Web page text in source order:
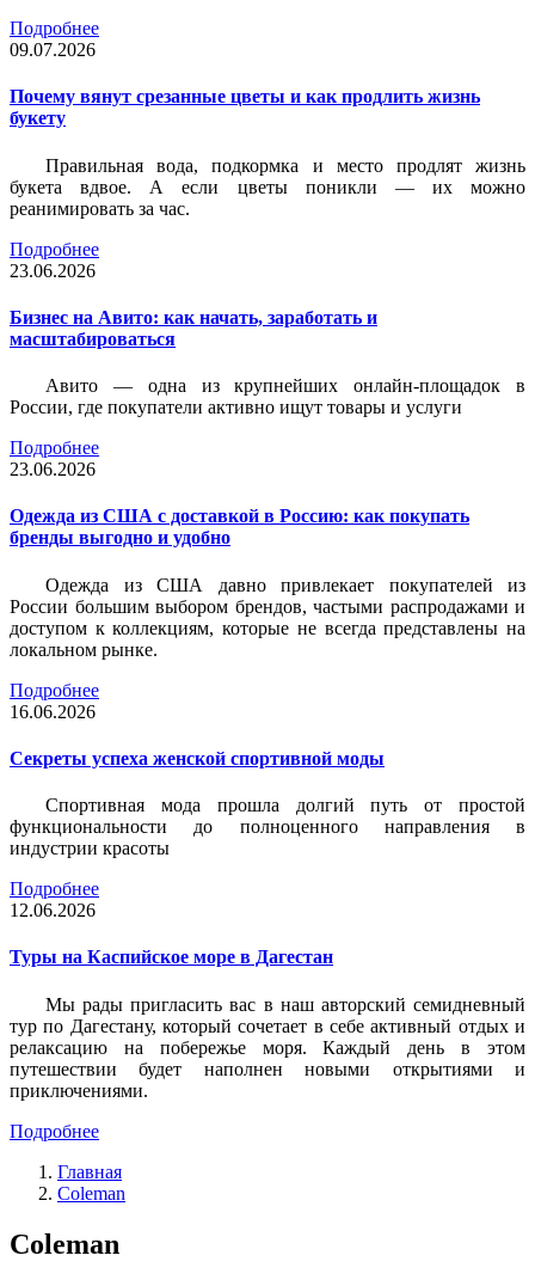
Подробнее
09.07.2026
Почему вянут срезанные цветы и как продлить жизнь
букету
Правильная вода, подкормка и место продлят жизнь
букета вдвое. А если цветы поникли — их можно
реанимировать за час.
Подробнее
23.06.2026
Бизнес на Авито: как начать, заработать и
масштабироваться
Авито — одна из крупнейших онлайн-площадок в
России, где покупатели активно ищут товары и услуги
Подробнее
23.06.2026
Одежда из США с доставкой в Россию: как покупать
бренды выгодно и удобно
Одежда из США давно привлекает покупателей из
России большим выбором брендов, частыми распродажами и
доступом к коллекциям, которые не всегда представлены на
локальном рынке.
Подробнее
16.06.2026
Секреты успеха женской спортивной моды
Спортивная мода прошла долгий путь от простой
функциональности до полноценного направления в
индустрии красоты
Подробнее
12.06.2026
Туры на Каспийское море в Дагестан
Мы рады пригласить вас в наш авторский семидневный
тур по Дагестану, который сочетает в себе активный отдых и
релаксацию на побережье моря. Каждый день в этом
путешествии будет наполнен новыми открытиями и
приключениями.
Подробнее
Главная
Coleman
Coleman